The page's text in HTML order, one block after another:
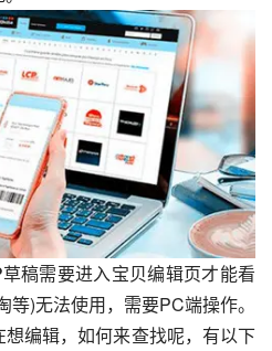
草稿需要进入宝贝编辑页才能看
)无法使用，需要PC端操作。
编辑，如何来查找呢，有以下